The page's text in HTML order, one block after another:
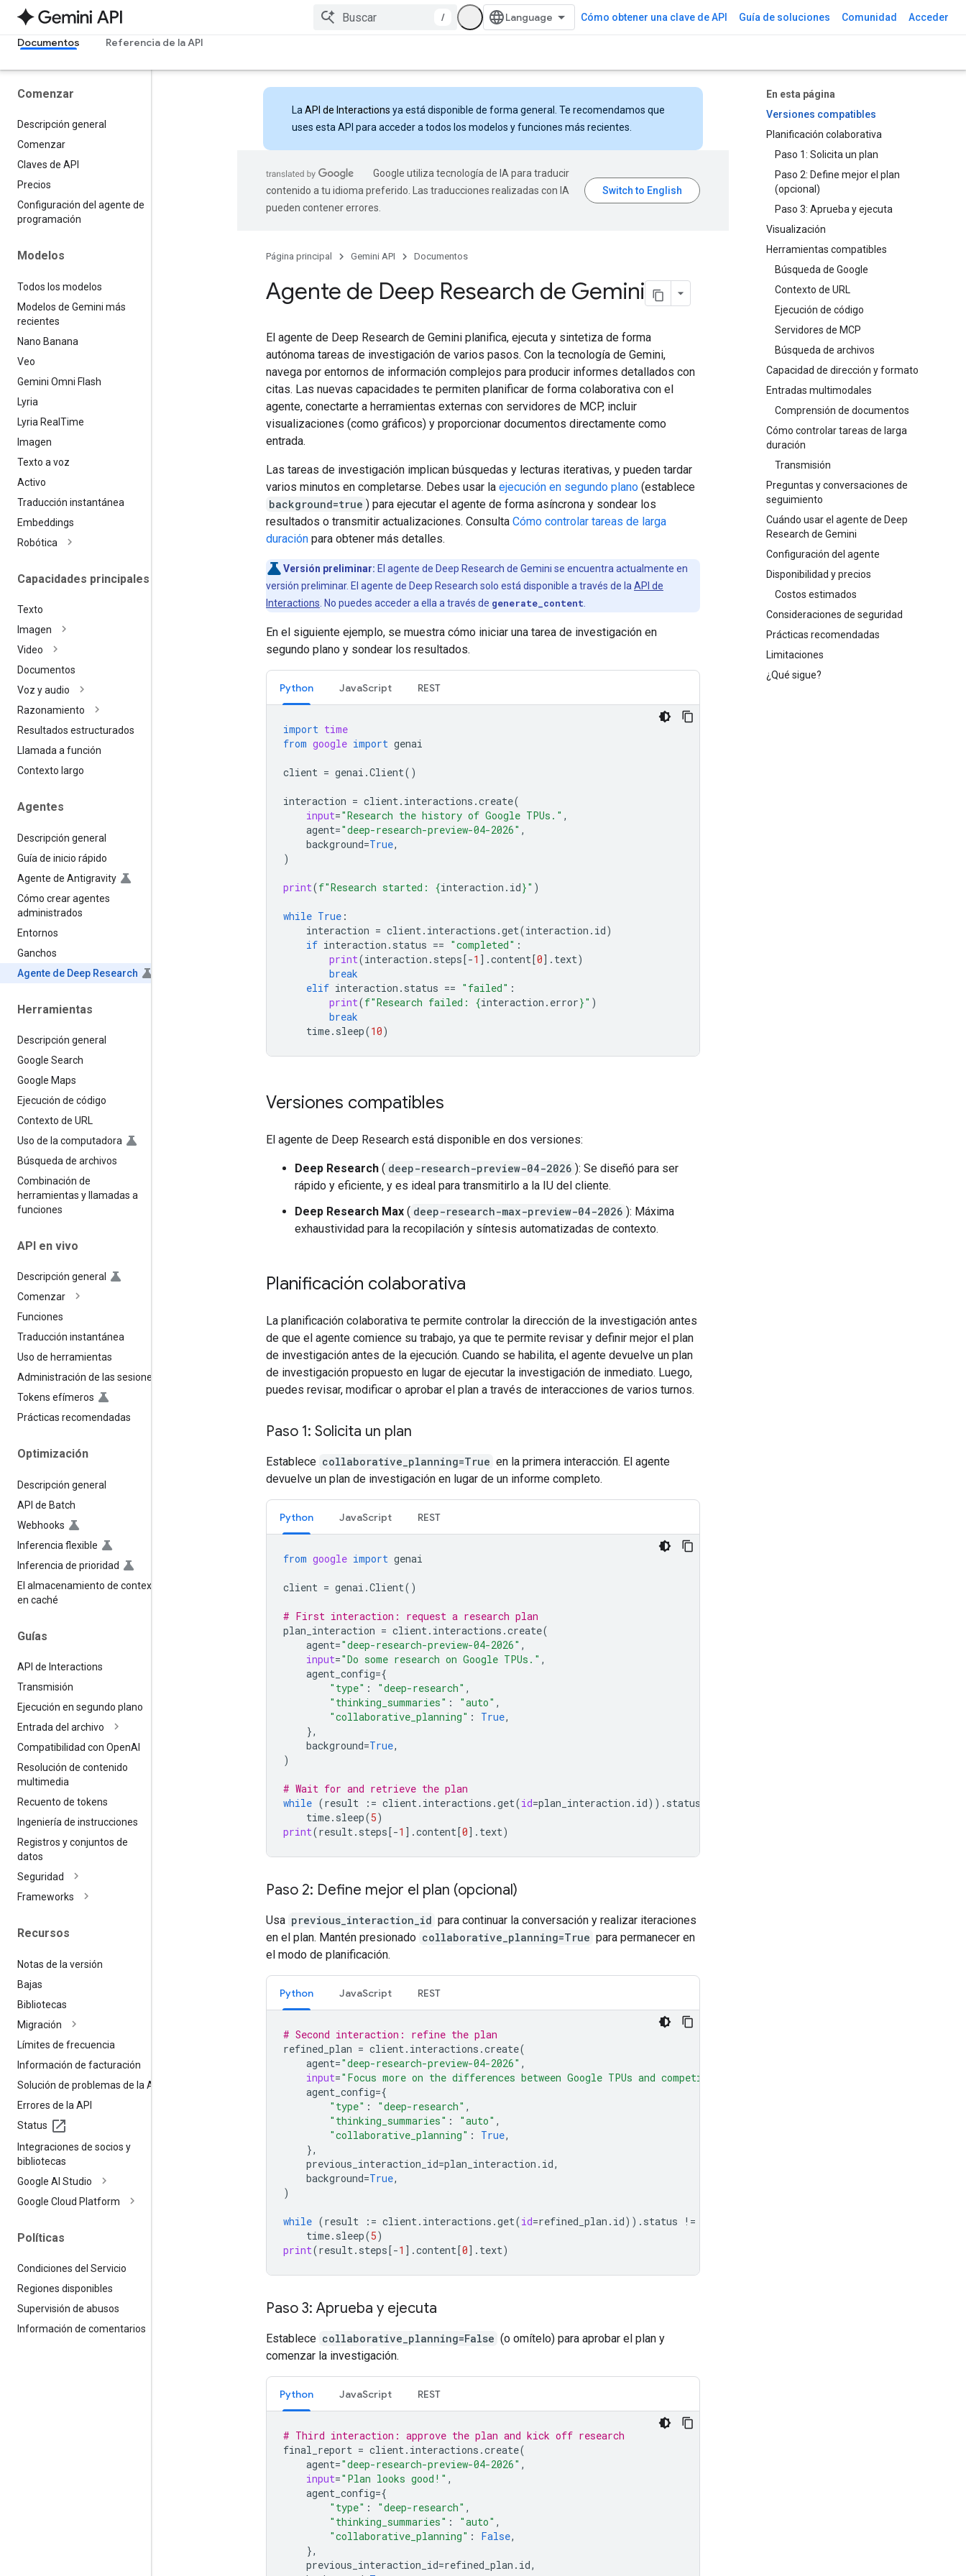
/ Cómo obtener una clave de API Guía de soluciones Comunidad Acceder
Documentos Referencia de la API
Comenzar
Descripción general
Comenzar
Claves de API
Precios
Configuración del agente de
programación
Modelos
Todos los modelos
Modelos de Gemini más
recientes
Nano Banana
Veo
Gemini Omni Flash
Lyria
Lyria Real Time
Imagen
Texto a voz
Activo
Traducción instantánea
Embeddings
Robótica
Capacidades principales
Texto
Imagen
Video
Documentos
Voz y audio
Razonamiento
Resultados estructurados
Llamada a función
Contexto largo
Agentes
Descripción general
Guía de inicio rápido
Agente de Antigravity
Cómo crear agentes
administrados
Entornos
Ganchos
Agente de Deep Research
Herramientas
Descripción general
Google Search
Google Maps
Ejecución de código
Contexto de URL
Uso de la computadora
Búsqueda de archivos
Combinación de
herramientas y llamadas a
funciones
API en vivo
Descripción general
Comenzar
Funciones
Traducción instantánea
Uso de herramientas
Administración de las sesiones
Tokens efímeros
Prácticas recomendadas
Optimización
Descripción general
API de Batch
Webhooks
Inferencia flexible
Inferencia de prioridad
El almacenamiento de contexto
en caché
Guías
API de Interactions
Transmisión
Ejecución en segundo plano
Entrada del archivo
Compatibilidad con OpenAI
Resolución de contenido
multimedia
Recuento de tokens
Ingeniería de instrucciones
Registros y conjuntos de
datos
Seguridad
Frameworks
Recursos
Notas de la versión
Bajas
Bibliotecas
Migración
Límites de frecuencia
Información de facturación
Solución de problemas de la API
Errores de la API
Status
Integraciones de socios y
bibliotecas
Google AI Studio
Google Cloud Platform
Políticas
Condiciones del Servicio
Regiones disponibles
Supervisión de abusos
Información de comentarios
En esta página
Versiones compatibles
Planificación colaborativa
Paso 1: Solicita un plan
Paso 2: Define mejor el plan
(opcional)
Paso 3: Aprueba y ejecuta
Visualización
Herramientas compatibles
Búsqueda de Google
Contexto de URL
Ejecución de código
Servidores de MCP
Búsqueda de archivos
Capacidad de dirección y formato
Entradas multimodales
Comprensión de documentos
Cómo controlar tareas de larga
duración
Transmisión
Preguntas y conversaciones de
seguimiento
Cuándo usar el agente de Deep
Research de Gemini
Configuración del agente
Disponibilidad y precios
Costos estimados
Consideraciones de seguridad
Prácticas recomendadas
Limitaciones
¿Qué sigue?
La API de Interactions ya está disponible de forma general. Te recomendamos que
uses esta API para acceder a todos los modelos y funciones más recientes.
Google utiliza tecnología de IA para traducir
contenido a tu idioma preferido. Las traducciones realizadas con IA
pueden contener errores.
Página principal Gemini API Documentos
Agente de Deep Research de Gemini
El agente de Deep Research de Gemini planifica, ejecuta y sintetiza de forma
autónoma tareas de investigación de varios pasos. Con la tecnología de Gemini,
navega por entornos de información complejos para producir informes detallados con
citas. Las nuevas capacidades te permiten planificar de forma colaborativa con el
agente, conectarte a herramientas externas con servidores de MCP, incluir
visualizaciones (como gráficos) y proporcionar documentos directamente como
entrada.
Las tareas de investigación implican búsquedas y lecturas iterativas, y pueden tardar
varios minutos en completarse. Debes usar la ejecución en segundo plano (establece
background=true ) para ejecutar el agente de forma asíncrona y sondear los
resultados o transmitir actualizaciones. Consulta Cómo controlar tareas de larga
duración para obtener más detalles.
Versión preliminar: El agente de Deep Research de Gemini se encuentra actualmente en
versión preliminar. El agente de Deep Research solo está disponible a través de la API de
Interactions . No puedes acceder a ella a través de generate_content
En el siguiente ejemplo, se muestra cómo iniciar una tarea de investigación en
segundo plano y sondear los resultados.
Python JavaScript REST
import time
from google import genai
client = genai .Client()
interaction = client. interactions .create(
input="Research the history of Google TPUs." ,
agent="deep-research-preview-04-2026" ,
background=True,
)
print(f"Research started: {interaction . id}" )
while True :
interaction = client. interactions .get(interaction . id)
if interaction . status == "completed" :
print(interaction . steps[-1 ] .content[0] . text)
break
elif interaction . status == "failed" :
print(f"Research failed: {interaction . error}" )
break
time. sleep(10)
Versiones compatibles
El agente de Deep Research está disponible en dos versiones:
Deep Research ( deep-research-preview-04-2026 ): Se diseñó para ser
rápido y eficiente, y es ideal para transmitirlo a la IU del cliente.
Deep Research Max ( deep-research-max-preview-04-2026 ): Máxima
exhaustividad para la recopilación y síntesis automatizadas de contexto.
Planificación colaborativa
La planificación colaborativa te permite controlar la dirección de la investigación antes
de que el agente comience su trabajo, ya que te permite revisar y definir mejor el plan
de investigación antes de la ejecución. Cuando se habilita, el agente devuelve un plan
de investigación propuesto en lugar de ejecutar la investigación de inmediato. Luego,
puedes revisar, modificar o aprobar el plan a través de interacciones de varios turnos.
Paso 1: Solicita un plan
Establece collaborative_planning=True en la primera interacción. El agente
devuelve un plan de investigación en lugar de un informe completo.
Python JavaScript REST
from google import genai
client = genai .Client()
# First interaction: request a research plan
plan_interaction = client. interactions .create(
agent="deep-research-preview-04-2026" ,
input="Do some research on Google TPUs." ,
agent_config={
"type" : "deep-research" ,
"thinking_summaries" : "auto" ,
"collaborative_planning" : True,
},
background=True,
)
# Wait for and retrieve the plan
while (result := client. interactions .get(id=plan_interaction . id)) . status
time. sleep(5)
print(result. steps[-1 ] .content[0] . text)
Paso 2: Define mejor el plan (opcional)
Usa previous_interaction_id para continuar la conversación y realizar iteraciones
en el plan. Mantén presionado collaborative_planning=True para permanecer en
el modo de planificación.
Python JavaScript REST
# Second interaction: refine the plan
refined_plan = client. interactions .create(
agent="deep-research-preview-04-2026" ,
input="Focus more on the differences between Google TPUs and competitor hardware, and less on the history."
agent_config={
"type" : "deep-research" ,
"thinking_summaries" : "auto" ,
"collaborative_planning" : True,
},
previous_interaction_id=plan_interaction . id,
background=True,
)
while (result := client. interactions .get(id=refined_plan . id)) . status !=
time. sleep(5)
print(result. steps[-1 ] .content[0] . text)
Paso 3: Aprueba y ejecuta
Establece collaborative_planning=False (o omítelo) para aprobar el plan y
comenzar la investigación.
Python JavaScript REST
# Third interaction: approve the plan and kick off research
final_report = client. interactions .create(
agent="deep-research-preview-04-2026" ,
input="Plan looks good!" ,
agent_config={
"type" : "deep-research" ,
"thinking_summaries" : "auto" ,
"collaborative_planning" : False,
},
previous_interaction_id=refined_plan . id,